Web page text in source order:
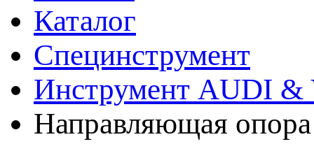
Каталог
Специнструмент
Инструмент AUDI &
Направляющая